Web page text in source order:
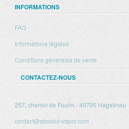
INFORMATIONS
FAQ
Informations légales
Conditions générales de vente
CONTACTEZ-NOUS
257, chemin de Fouim - 40700 Hagetmau
contact@absolut-vapor.com